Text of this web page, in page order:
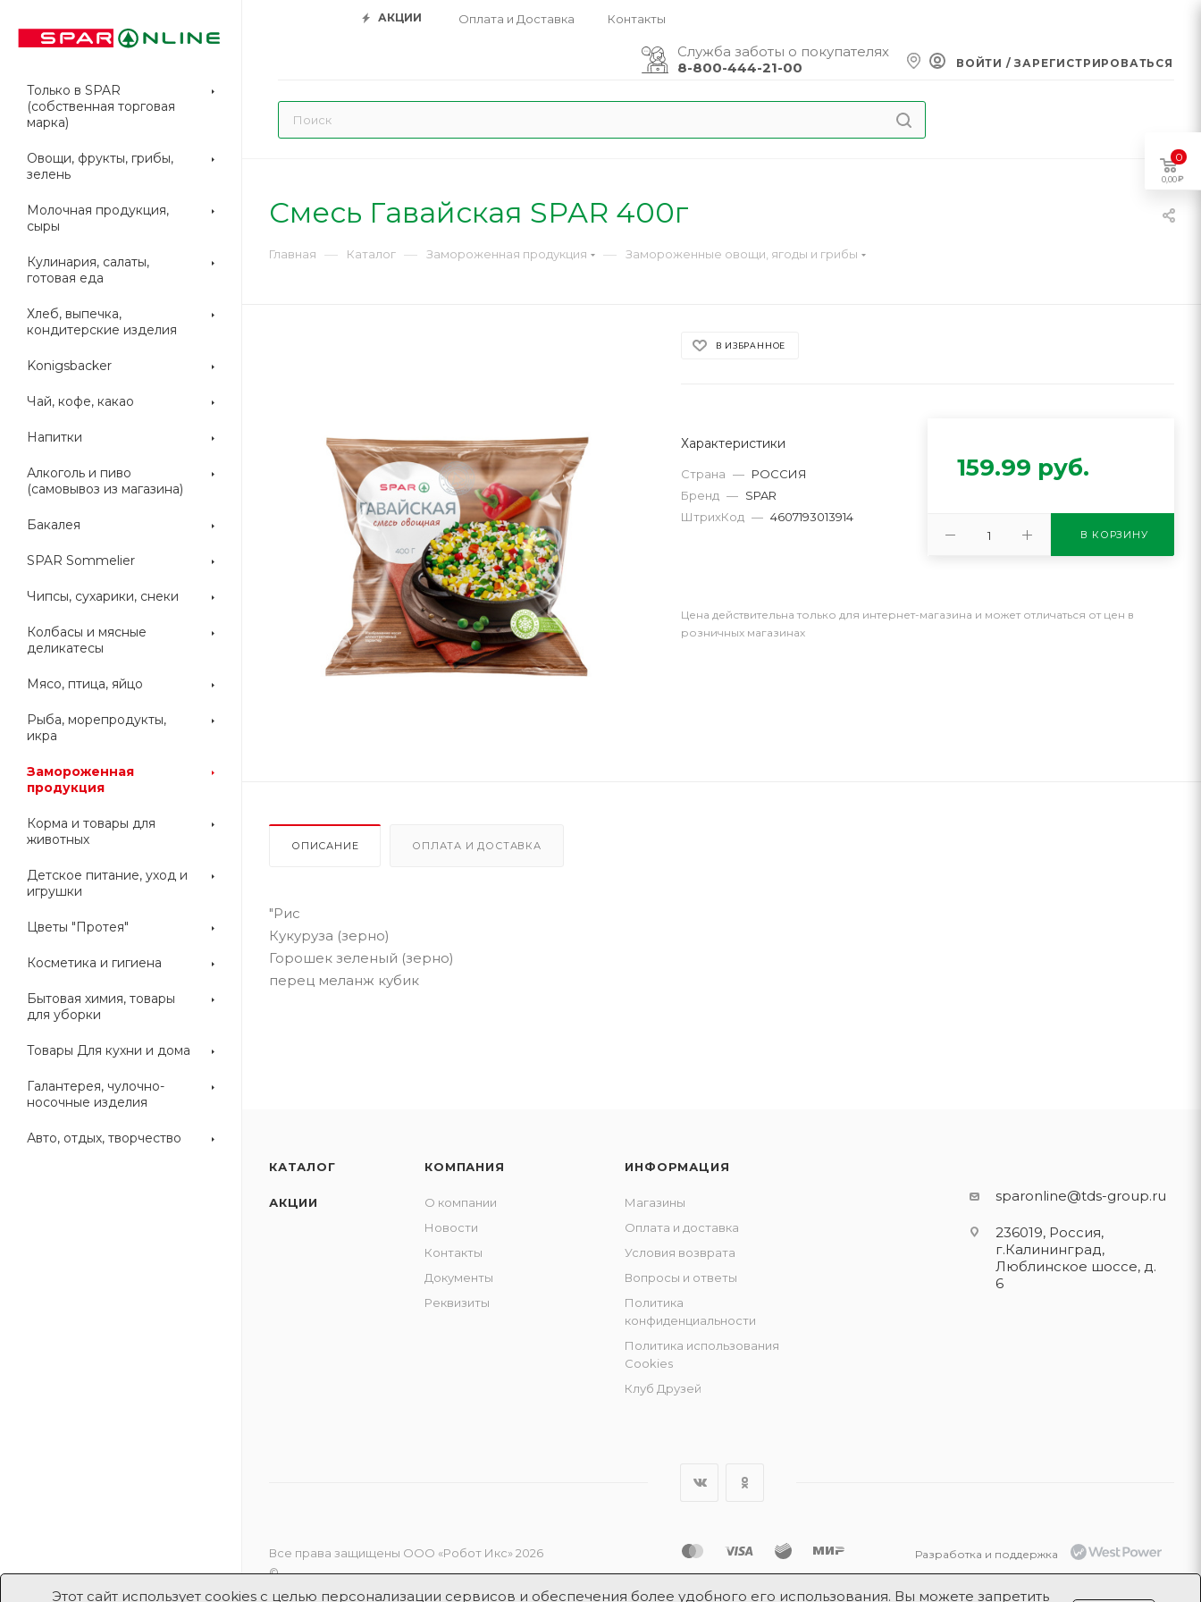
АКЦИИ Оплата и Доставка Контакты
Служба заботы о покупателях
8-800-444-21-00
ВОЙТИ / ЗАРЕГИСТРИРОВАТЬСЯ
Только в SPAR
(собственная торговая
марка)
Овощи, фрукты, грибы,
зелень
Молочная продукция,
сыры
Кулинария, салаты,
готовая еда
Хлеб, выпечка,
кондитерские изделия
Konigsbacker
Чай, кофе, какао
Напитки
Алкоголь и пиво
(самовывоз из магазина)
Бакалея
SPAR Sommelier
Чипсы, сухарики, снеки
Колбасы и мясные
деликатесы
Мясо, птица, яйцо
Рыба, морепродукты,
икра
Замороженная
продукция
Корма и товары для
животных
Детское питание, уход и
игрушки
Цветы "Протея"
Косметика и гигиена
Бытовая химия, товары
для уборки
Товары Для кухни и дома
Галантерея, чулочно-
носочные изделия
Авто, отдых, творчество
Смесь Гавайская SPAR 400г
Главная — Каталог — Замороженная продукция — Замороженные овощи, ягоды и грибы
В ИЗБРАННОЕ
Характеристики
Страна — РОССИЯ
Бренд — SPAR
ШтрихКод — 4607193013914
159.99 руб.
В КОРЗИНУ
Цена действительна только для интернет-магазина и может отличаться от цен в
розничных магазинах
ОПИСАНИЕ ОПЛАТА И ДОСТАВКА
"Рис
Кукуруза (зерно)
Горошек зеленый (зерно)
перец меланж кубик
Этот сайт использует cookies с целью персонализации сервисов и обеспечения более удобного его использования. Вы можете запретить
КАТАЛОГ
АКЦИИ
КОМПАНИЯ
О компании
Новости
Контакты
Документы
Реквизиты
ИНФОРМАЦИЯ
Магазины
Оплата и доставка
Условия возврата
Вопросы и ответы
Политика
конфиденциальности
Политика использования
Cookies
Клуб Друзей
sparonline@tds-group.ru
236019, Россия,
г.Калининград,
Люблинское шоссе, д.
6
Разработка и поддержка
Все права защищены ООО «Робот Икс» 2026
©
0
0,00